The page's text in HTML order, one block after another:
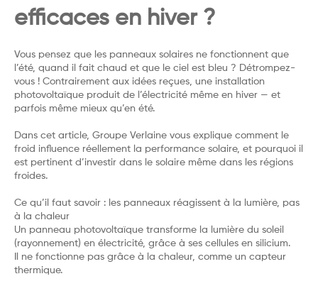
efficaces en hiver ?
Vous pensez que les panneaux solaires ne fonctionnent que
l’été, quand il fait chaud et que le ciel est bleu ? Détrompez-
vous ! Contrairement aux idées reçues, une installation
photovoltaïque produit de l’électricité même en hiver — et
parfois même mieux qu’en été.
Dans cet article, Groupe Verlaine vous explique comment le
froid influence réellement la performance solaire, et pourquoi il
est pertinent d’investir dans le solaire même dans les régions
froides.
Ce qu’il faut savoir : les panneaux réagissent à la lumière, pas
à la chaleur
Un panneau photovoltaïque transforme la lumière du soleil
(rayonnement) en électricité, grâce à ses cellules en silicium.
Il ne fonctionne pas grâce à la chaleur, comme un capteur
thermique.